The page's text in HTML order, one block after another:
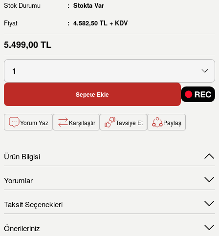
Stok Durumu Stokta Var
Fiyat 4.582,50 TL + KDV
5.499,00 TL
Sepete Ekle
Yorum Yaz Karşılaştır Tavsiye Et Paylaş
Ürün Bilgisi
Yorumlar
Taksit Seçenekleri
Önerileriniz